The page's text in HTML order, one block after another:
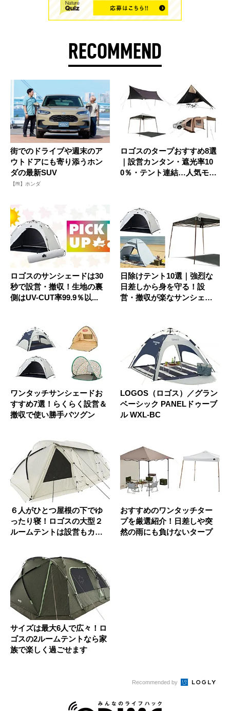
RECOMMEND
街でのドライブや週末のア
ウトドアにも寄り添うホン
ダの最新SUV
【PR】ホンダ
ロゴスのタープおすすめ8選
｜設営カンタン・遮光率10
0％・テント連結…人気モデ
ロゴスのサンシェードは30
秒で設営・撤収！生地の裏
側はUV-CUT率99.9％以...
日除けテント10選｜強烈な
日差しから身を守る！設
営・撤収が楽なサンシェー
ワンタッチサンシェードお
すすめ7選！らくらく設営＆
撤収で使い勝手バツグン
LOGOS（ロゴス）／グラン
ベーシック PANELドゥーブ
ル WXL-BC
６人がひとつ屋根の下でゆ
ったり寝！ロゴスの大型２
ルームテントは設営もカン
おすすめのワンタッチター
プを厳選紹介！日差しや突
然の雨にも負けないタープ
サイズは最大6人で広々！ロ
ゴスの2ルームテントなら家
族で楽しく過ごせます
Recommended by